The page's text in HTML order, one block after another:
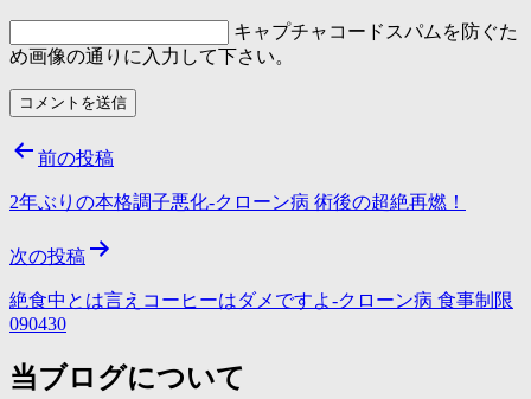
キャプチャコード スパムを防ぐた
め画像の通りに入力して下さい。
投
稿
ビ
ゲ
ー
シ
前の投稿
2年ぶりの本格調子悪化-クローン病 術後の超絶再燃！
次の投稿
絶食中とは言えコーヒーはダメですよ-クローン病 食事制限
090430
当ブログについて